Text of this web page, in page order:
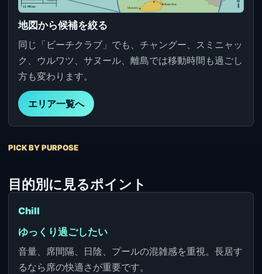
地図から候補を絞る
同じ「ビーチクラブ」でも、チャングー、スミニャッ
ク、ウルワツ、サヌール、離島では移動時間も過ごし
方も変わります。
エリア一覧へ
PICK BY PURPOSE
目的別に見るポイント
Chill
ゆっくり過ごしたい
音量、席間隔、日陰、プールの混雑感を重視。長居す
るなら席の快適さが重要です。